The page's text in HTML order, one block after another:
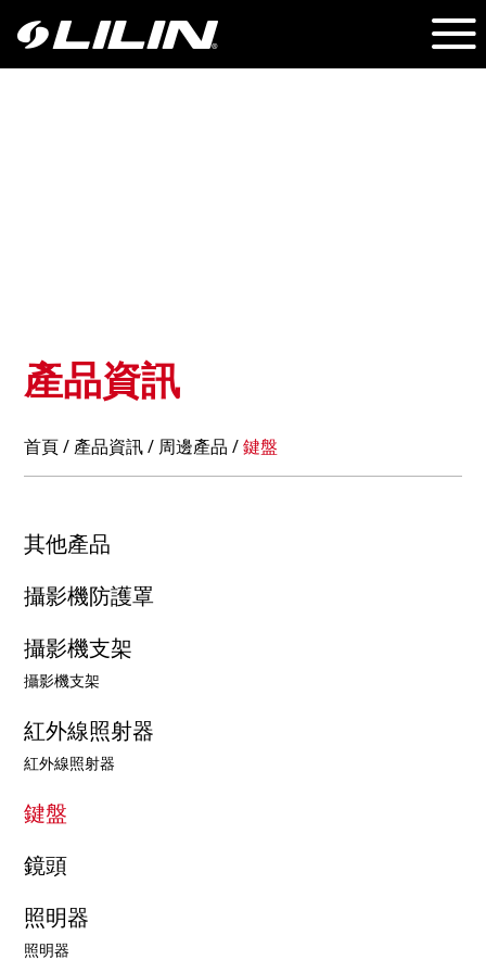
產品資訊
首頁/ 產品資訊/ 周邊產品 /鍵盤
其他產品
攝影機防護罩
攝影機支架
攝影機支架
紅外線照射器
紅外線照射器
鍵盤
鏡頭
照明器
照明器